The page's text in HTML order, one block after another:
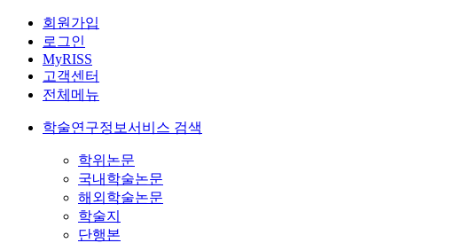
회원가입
로그인
MyRISS
고객센터
전체메뉴
학술연구정보서비스 검색
학위논문
국내학술논문
해외학술논문
학술지
단행본